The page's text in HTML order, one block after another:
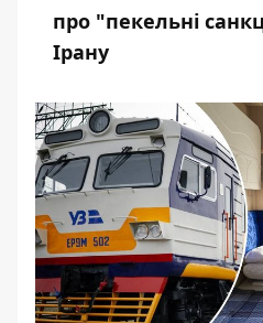
про "пекельні
Ірану